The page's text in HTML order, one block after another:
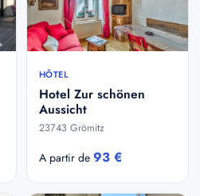
HÔTEL
Hotel Zur schönen
Aussicht
23743 Grömitz
A partir de 93 €